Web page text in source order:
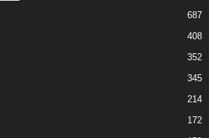
687
408
352
345
214
172